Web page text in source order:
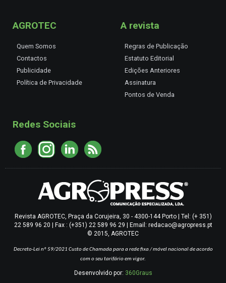
AGROTEC
Quem Somos
Contactos
Publicidade
Política de Privacidade
A revista
Regras de Publicação
Estatuto Editorial
Edições Anteriores
Assinatura
Pontos de Venda
Redes Sociais
Revista AGROTEC, Praça da Corujeira, 30 - 4300-144 Porto | Tel: (+ 351)
22 589 96 20 | Fax : (+351) 22 589 96 29 | Email: redacao@agropress.pt
© 2015, AGROTEC
Decreto-Lei nº 59/2021 Custo de Chamada para a rede fixa / móvel nacional de acordo
com o seu tarifário em vigor.
Desenvolvido por: 360Graus